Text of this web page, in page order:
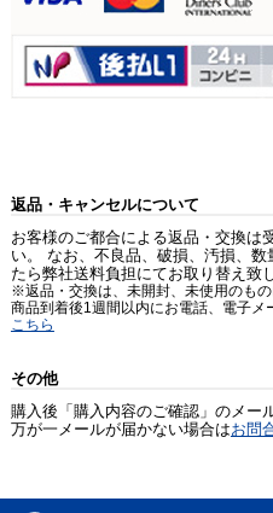
返品・キャンセルについて
お客様のご都合による返品・交換は
い。 なお、不良品、破損、汚損、
たら弊社送料負担にてお取り替え致
※返品・交換は、未開封、未使用のもの
商品到着後1週間以内にお電話、電子
こちら
その他
購入後「購入内容のご確認」のメー
万が一メールが届かない場合はお問